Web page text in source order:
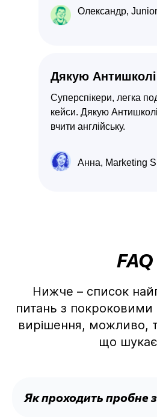
Олександр,
Дякую
Суперспікери, легка
кейси. Дякую
вчити англійську.
Анна, Marketing
FAQ
Нижче – список
питань з
вирішення, можливо,
що
Як проходить пробне